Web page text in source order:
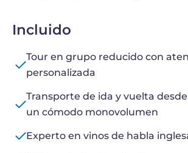
Incluido
Tour en grupo reducido con
personalizada
Transporte de ida y vuelta
un cómodo monovolumen
Experto en vinos de habla